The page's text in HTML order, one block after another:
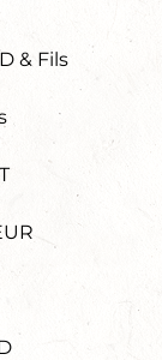
& Fils